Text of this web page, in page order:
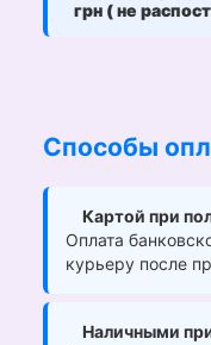
грн ( не
Способы
Картой при
Оплата
курьеру после
Наличными